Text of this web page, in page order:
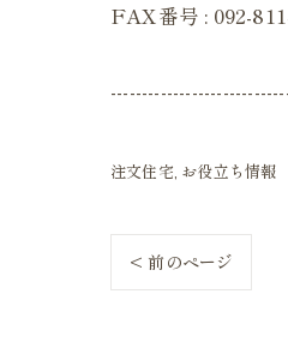
FAX番号 : 092-
注文住宅 お役立ち情報
< 前のページ